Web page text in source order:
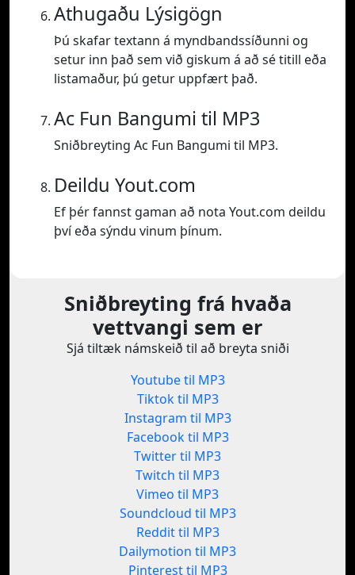
Athugaðu Lýsigögn
Þú skafar textann á myndbandssíðunni og
setur inn það sem við giskum á að sé titill eða
listamaður, þú getur uppfært það.
Ac Fun Bangumi til MP3
Sniðbreyting Ac Fun Bangumi til MP3.
Deildu Yout.com
Ef þér fannst gaman að nota Yout.com deildu
því eða sýndu vinum þínum.
Sniðbreyting frá hvaða
vettvangi sem er
Sjá tiltæk námskeið til að breyta sniði
Youtube til MP3
Tiktok til MP3
Instagram til MP3
Facebook til MP3
Twitter til MP3
Twitch til MP3
Vimeo til MP3
Soundcloud til MP3
Reddit til MP3
Dailymotion til MP3
Pinterest til MP3